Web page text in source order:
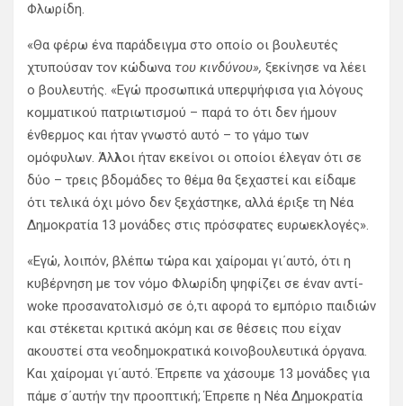
Φλωρίδη.
«Θα φέρω ένα παράδειγμα στο οποίο οι βουλευτές
χτυπούσαν τον κώδωνα του κινδύνου», ξεκίνησε να λέει
ο βουλευτής. «Εγώ προσωπικά υπερψήφισα για λόγους
κομματικού πατριωτισμού – παρά το ότι δεν ήμουν
ένθερμος και ήταν γνωστό αυτό – το γάμο των
ομόφυλων. Άλλοι ήταν εκείνοι οι οποίοι έλεγαν ότι σε
δύο – τρεις βδομάδες το θέμα θα ξεχαστεί και είδαμε
ότι τελικά όχι μόνο δεν ξεχάστηκε, αλλά έριξε τη Νέα
Δημοκρατία 13 μονάδες στις πρόσφατες ευρωεκλογές».
«Εγώ, λοιπόν, βλέπω τώρα και χαίρομαι γι΄αυτό, ότι η
κυβέρνηση με τον νόμο Φλωρίδη ψηφίζει σε έναν αντί-
woke προσανατολισμό σε ό,τι αφορά το εμπόριο παιδιών
και στέκεται κριτικά ακόμη και σε θέσεις που είχαν
ακουστεί στα νεοδημοκρατικά κοινοβουλευτικά όργανα.
Και χαίρομαι γι΄αυτό. Έπρεπε να χάσουμε 13 μονάδες για
πάμε σ΄αυτήν την προοπτική; Έπρεπε η Νέα Δημοκρατία